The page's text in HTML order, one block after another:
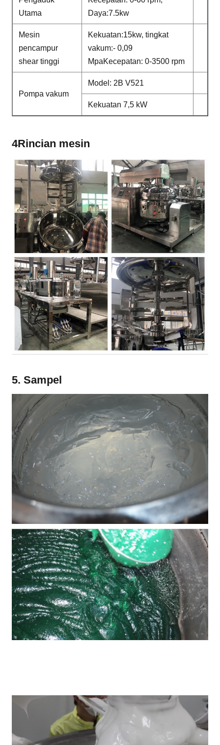
Utama
Daya:7.5kw
Mesin
pencampur
shear tinggi
Kekuatan:15kw, tingkat
vakum:- 0,09
MpaKecepatan: 0-3500 rpm
Pompa vakum
Model: 2B V521
Kekuatan 7,5 kW
4Rincian mesin
5. Sampel